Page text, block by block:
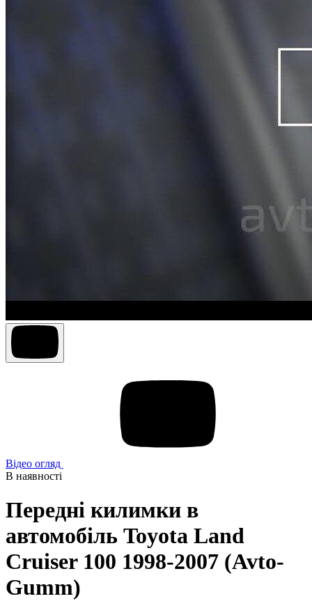
Відео огляд
В наявності
Передні килимки в
автомобіль Toyota Land
Cruiser 100 1998-2007 (Avto-
Gumm)